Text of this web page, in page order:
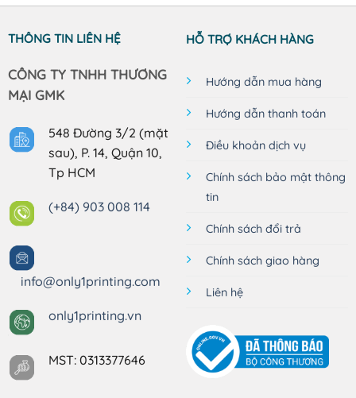
đến
THÔNG TIN LIÊN HỆ
CÔNG TY TNHH THƯƠNG
MẠI GMK
548 Đường 3/2 (mặt
sau), P. 14, Quận 10,
Tp HCM
(+84) 903 008 114
info@only1printing.com
only1printing.vn
MST: 0313377646
HỖ TRỢ KHÁCH HÀNG
Hướng dẫn mua hàng
Hướng dẫn thanh toán
Điều khoản dịch vụ
Chính sách bảo mật thông
tin
Chính sách đổi trả
Chính sách giao hàng
Liên hệ